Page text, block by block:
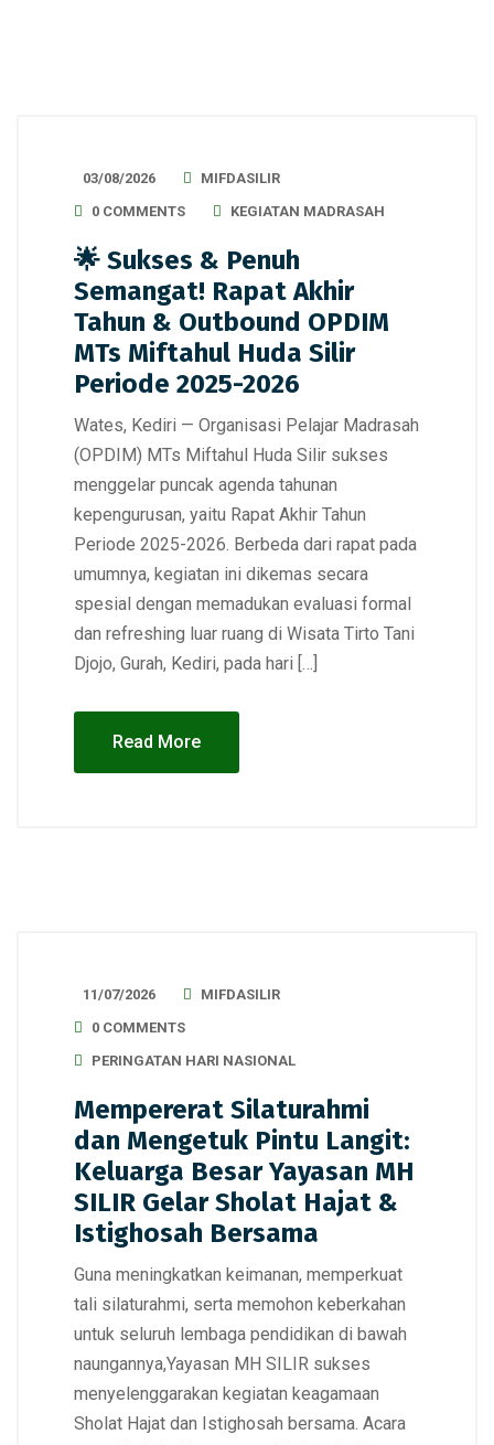
03/08/2026
MIFDASILIR
0 COMMENTS
KEGIATAN MADRASAH
🌟 Sukses & Penuh
Semangat! Rapat Akhir
Tahun & Outbound OPDIM
MTs Miftahul Huda Silir
Periode 2025-2026
Wates, Kediri — Organisasi Pelajar Madrasah
(OPDIM) MTs Miftahul Huda Silir sukses
menggelar puncak agenda tahunan
kepengurusan, yaitu Rapat Akhir Tahun
Periode 2025-2026. Berbeda dari rapat pada
umumnya, kegiatan ini dikemas secara
spesial dengan memadukan evaluasi formal
dan refreshing luar ruang di Wisata Tirto Tani
Djojo, Gurah, Kediri, pada hari […]
Read More
11/07/2026
MIFDASILIR
0 COMMENTS
PERINGATAN HARI NASIONAL
Mempererat Silaturahmi
dan Mengetuk Pintu Langit:
Keluarga Besar Yayasan MH
SILIR Gelar Sholat Hajat &
Istighosah Bersama
Guna meningkatkan keimanan, memperkuat
tali silaturahmi, serta memohon keberkahan
untuk seluruh lembaga pendidikan di bawah
naungannya,Yayasan MH SILIR sukses
menyelenggarakan kegiatan keagamaan
Sholat Hajat dan Istighosah bersama. Acara